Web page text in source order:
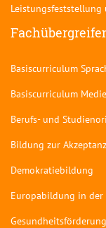
Basiscurriculum
Basiscurriculum
Berufs- und
Bildung zur
Demokratiebildung
Europabildung in der
Gesundheitsförderung